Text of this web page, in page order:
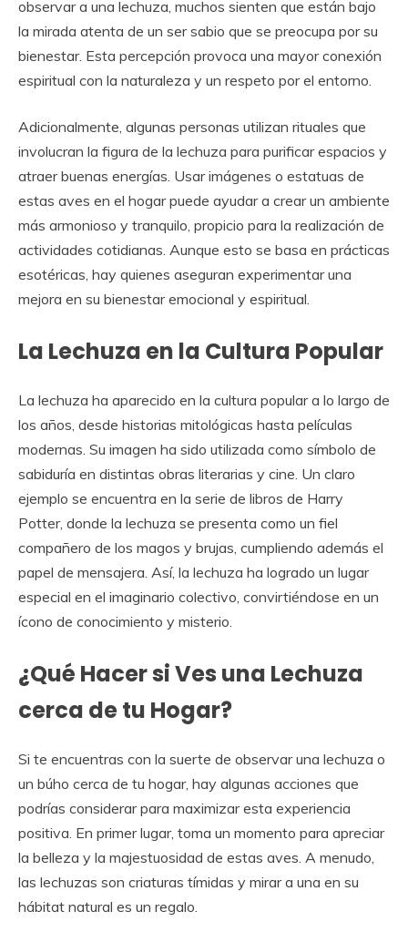
observar a una lechuza, muchos sienten que están bajo
la mirada atenta de un ser sabio que se preocupa por su
bienestar. Esta percepción provoca una mayor conexión
espiritual con la naturaleza y un respeto por el entorno.
Adicionalmente, algunas personas utilizan rituales que
involucran la figura de la lechuza para purificar espacios y
atraer buenas energías. Usar imágenes o estatuas de
estas aves en el hogar puede ayudar a crear un ambiente
más armonioso y tranquilo, propicio para la realización de
actividades cotidianas. Aunque esto se basa en prácticas
esotéricas, hay quienes aseguran experimentar una
mejora en su bienestar emocional y espiritual.
La Lechuza en la Cultura Popular
La lechuza ha aparecido en la cultura popular a lo largo de
los años, desde historias mitológicas hasta películas
modernas. Su imagen ha sido utilizada como símbolo de
sabiduría en distintas obras literarias y cine. Un claro
ejemplo se encuentra en la serie de libros de Harry
Potter, donde la lechuza se presenta como un fiel
compañero de los magos y brujas, cumpliendo además el
papel de mensajera. Así, la lechuza ha logrado un lugar
especial en el imaginario colectivo, convirtiéndose en un
ícono de conocimiento y misterio.
¿Qué Hacer si Ves una Lechuza
cerca de tu Hogar?
Si te encuentras con la suerte de observar una lechuza o
un búho cerca de tu hogar, hay algunas acciones que
podrías considerar para maximizar esta experiencia
positiva. En primer lugar, toma un momento para apreciar
la belleza y la majestuosidad de estas aves. A menudo,
las lechuzas son criaturas tímidas y mirar a una en su
hábitat natural es un regalo.